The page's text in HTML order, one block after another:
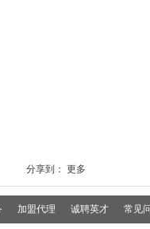
分享到： 更多
加盟代理 诚聘英才 常见